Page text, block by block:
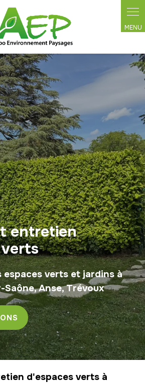
entretien
espaces verts et jardins à
Anse, Trévoux
d'espaces verts à